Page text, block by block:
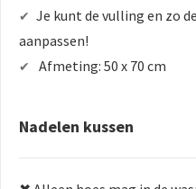
✔ Je kunt de vulling en zo
aanpassen!
✔ Afmeting: 50 x 70 cm
Nadelen kussen